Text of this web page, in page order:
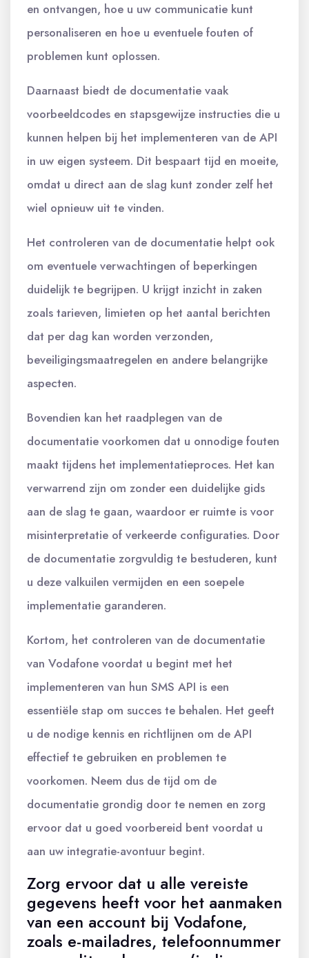
en ontvangen, hoe u uw communicatie kunt
personaliseren en hoe u eventuele fouten of
problemen kunt oplossen.
Daarnaast biedt de documentatie vaak
voorbeeldcodes en stapsgewijze instructies die u
kunnen helpen bij het implementeren van de API
in uw eigen systeem. Dit bespaart tijd en moeite,
omdat u direct aan de slag kunt zonder zelf het
wiel opnieuw uit te vinden.
Het controleren van de documentatie helpt ook
om eventuele verwachtingen of beperkingen
duidelijk te begrijpen. U krijgt inzicht in zaken
zoals tarieven, limieten op het aantal berichten
dat per dag kan worden verzonden,
beveiligingsmaatregelen en andere belangrijke
aspecten.
Bovendien kan het raadplegen van de
documentatie voorkomen dat u onnodige fouten
maakt tijdens het implementatieproces. Het kan
verwarrend zijn om zonder een duidelijke gids
aan de slag te gaan, waardoor er ruimte is voor
misinterpretatie of verkeerde configuraties. Door
de documentatie zorgvuldig te bestuderen, kunt
u deze valkuilen vermijden en een soepele
implementatie garanderen.
Kortom, het controleren van de documentatie
van Vodafone voordat u begint met het
implementeren van hun SMS API is een
essentiële stap om succes te behalen. Het geeft
u de nodige kennis en richtlijnen om de API
effectief te gebruiken en problemen te
voorkomen. Neem dus de tijd om de
documentatie grondig door te nemen en zorg
ervoor dat u goed voorbereid bent voordat u
aan uw integratie-avontuur begint.
Zorg ervoor dat u alle vereiste
gegevens heeft voor het aanmaken
van een account bij Vodafone,
zoals e-mailadres, telefoonnummer